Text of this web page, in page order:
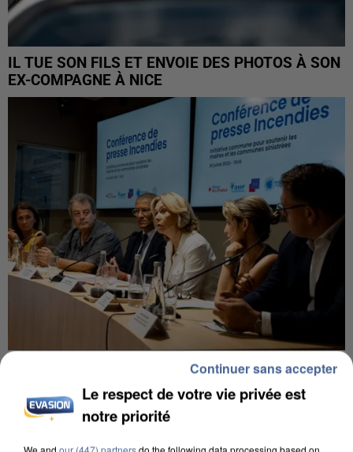
IL TUE SON FILS ET ENVOIE DES PHOTOS À SON
EX-COMPAGNE À NICE
INCENDIES : L’ÎLE-DE-FRANCE LANCE UN ÉLAN
DE SOLIDARITÉ AVEC LES...
Le respect de votre vie privée est
notre priorité
We and our (447) partnersdo the following data processing based on
Continuer sans accepter